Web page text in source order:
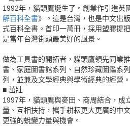
1992年，貓頭鷹誕生了。創業作引進英
解百科全書》。這是台灣，也是中文出
式百科全書。首印一萬冊，採用塑膠提
是當年台灣街頭最美好的風景。
做為工具書的開拓者，貓頭鷹領先同業
書、家庭圖書館系列、自然珍藏圖鑑系
列，並兼及文學經典與學術經典的經營。
■ 茁壯
1997年，貓頭鷹與麥田、商周結合，成
量、互相扶持，攜手耕耘更大更廣的中
更強的蛻變力量與機會。